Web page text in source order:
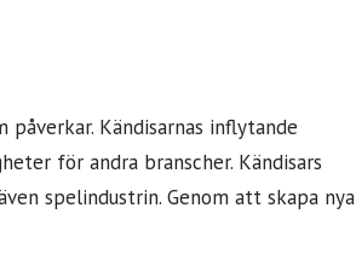
Kändisarnas inflytande
för andra branscher. Kändisars
spelindustrin. Genom att skapa nya